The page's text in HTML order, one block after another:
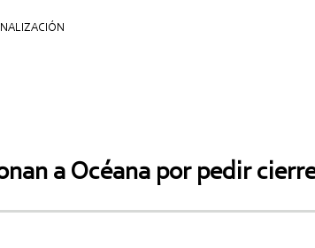
a Océana por pedir